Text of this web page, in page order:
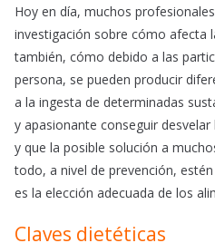
Hoy en día, muchos
investigación sobre cómo afecta
también, cómo debido a las
persona, se pueden producir
a la ingesta de determinadas
y apasionante conseguir
y que la posible solución a
todo, a nivel de prevención,
es la elección adecuada de los
Claves dietéticas